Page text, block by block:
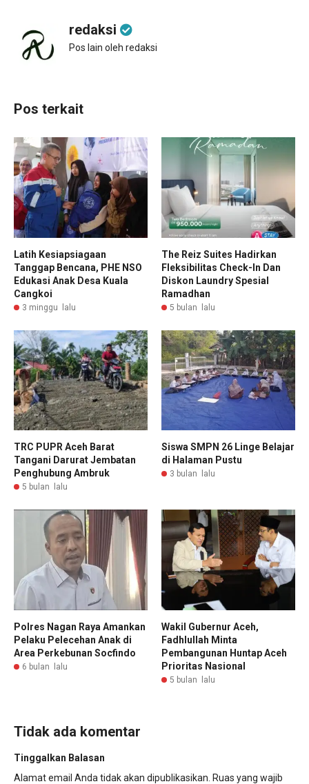
redaksi
Pos lain oleh redaksi
Pos terkait
Latih Kesiapsiagaan
Tanggap Bencana, PHE NSO
Edukasi Anak Desa Kuala
Cangkoi
3 minggu lalu
The Reiz Suites Hadirkan
Fleksibilitas Check-In Dan
Diskon Laundry Spesial
Ramadhan
5 bulan lalu
TRC PUPR Aceh Barat
Tangani Darurat Jembatan
Penghubung Ambruk
5 bulan lalu
Siswa SMPN 26 Linge Belajar
di Halaman Pustu
3 bulan lalu
Polres Nagan Raya Amankan
Pelaku Pelecehan Anak di
Area Perkebunan Socfindo
6 bulan lalu
Wakil Gubernur Aceh,
Fadhlullah Minta
Pembangunan Huntap Aceh
Prioritas Nasional
5 bulan lalu
Tidak ada komentar
Tinggalkan Balasan
Alamat email Anda tidak akan dipublikasikan. Ruas yang wajib